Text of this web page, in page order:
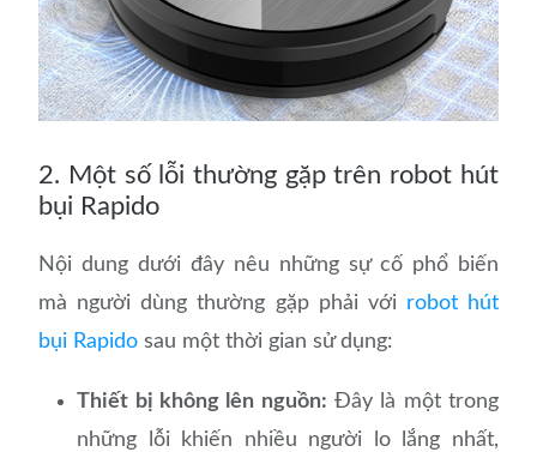
2. Một số lỗi thường gặp trên robot hút
bụi Rapido
Nội dung dưới đây nêu những sự cố phổ biến
mà người dùng thường gặp phải với robot hút
bụi Rapido sau một thời gian sử dụng:
Thiết bị không lên nguồn: Đây là một trong
những lỗi khiến nhiều người lo lắng nhất,